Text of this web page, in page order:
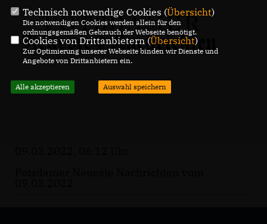
Technisch notwendige Cookies (Übersicht)
Die notwendigen Cookies werden allein für den
ordnungsgemäßen Gebrauch der Webseite benötigt.
Cookies von Drittanbietern (Übersicht)
Zur Optimierung unserer Webseite binden wir Dienste und
Angebote von Drittanbietern ein.
Alle akzeptieren Auswahl speichern